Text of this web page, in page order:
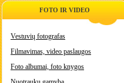
FOTO IR VIDEO
Vestuvių fotografas
Filmavimas, video paslaugos
Foto albumai, foto knygos